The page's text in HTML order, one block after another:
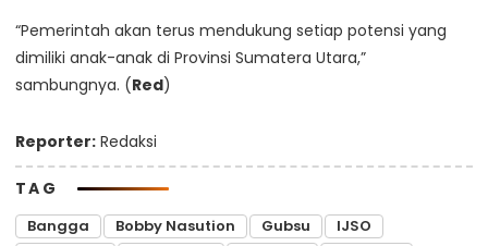
“Pemerintah akan terus mendukung setiap potensi yang
dimiliki anak-anak di Provinsi Sumatera Utara,”
sambungnya. (Red)
Reporter: Redaksi
TAG
Bangga Bobby Nasution Gubsu
IJSO